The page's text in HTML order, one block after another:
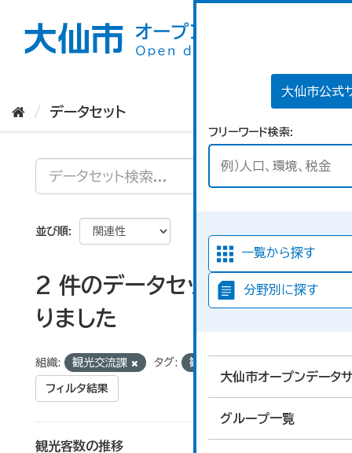
大仙市公式
フリーワード検索
一覧から探す
分野別に探す
大仙市オープンデータ
グループ一覧
データセット
並び順
2 件のデータセットが見つか
りました
組織: 観光交流課 タグ: 観光客数
フィルタ結果
観光客数の推移